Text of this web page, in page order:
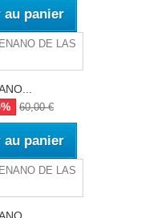
au panier
60,00 €
au panier